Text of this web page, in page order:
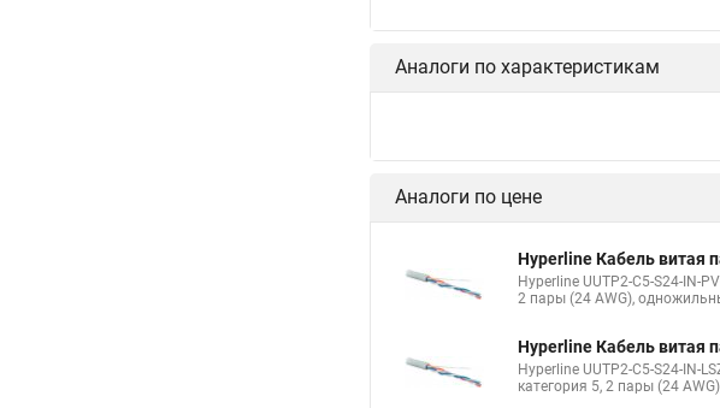
Аналоги по характеристикам
Аналоги по цене
Hyperline Кабель витая
Hyperline UUTP2-C5-S24-IN-
2 пары (24 AWG),
Hyperline Кабель витая
Hyperline UUTP2-C5-S24-IN-
категория 5, 2 пары (24